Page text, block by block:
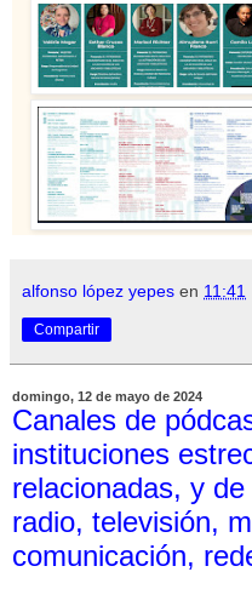
alfonso lópez yepes en 11:41
Compartir
domingo, 12 de mayo de 2024
Canales de
instituciones
relacionadas, y
radio, televisión,
comunicación,